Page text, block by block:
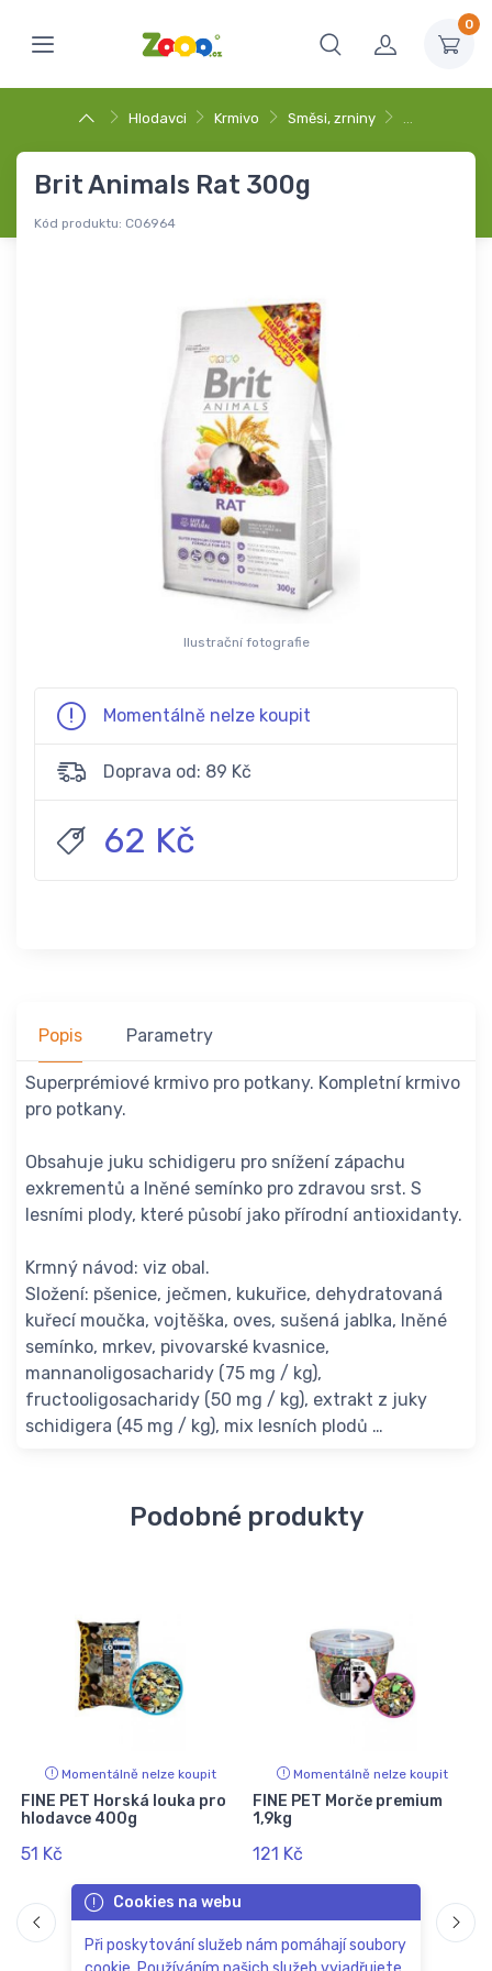
0
Hlodavci Krmivo Směsi, zrniny …
Brit Animals Rat 300g
Kód produktu: C06964
Ilustrační fotografie
Momentálně nelze koupit
Doprava od: 89 Kč
62 Kč
Popis Parametry
Superprémiové krmivo pro potkany. Kompletní krmivo
pro potkany.
Obsahuje juku schidigeru pro snížení zápachu
exkrementů a lněné semínko pro zdravou srst. S
lesními plody, které působí jako přírodní antioxidanty.
Krmný návod: viz obal.
Složení: pšenice, ječmen, kukuřice, dehydratovaná
kuřecí moučka, vojtěška, oves, sušená jablka, lněné
semínko, mrkev, pivovarské kvasnice,
mannanoligosacharidy (75 mg / kg),
fructooligosacharidy (50 mg / kg), extrakt z juky
schidigera (45 mg / kg), mix lesních plodů …
Podobné produkty
Momentálně nelze koupit
FINE PET Horská louka pro
hlodavce 400g
51 Kč
Momentálně nelze koupit
FINE PET Morče premium
1,9kg
121 Kč
Cookies na webu
Při poskytování služeb nám pomáhají soubory